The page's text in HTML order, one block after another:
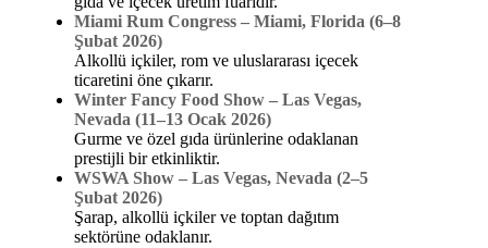
Miami Rum Congress – Miami, Florida (6–8
Şubat 2026)
Alkollü içkiler, rom ve uluslararası içecek
ticaretini öne çıkarır.
Winter Fancy Food Show – Las Vegas,
Nevada (11–13 Ocak 2026)
Gurme ve özel gıda ürünlerine odaklanan
prestijli bir etkinliktir.
WSWA Show – Las Vegas, Nevada (2–5
Şubat 2026)
Şarap, alkollü içkiler ve toptan dağıtım
sektörüne odaklanır.